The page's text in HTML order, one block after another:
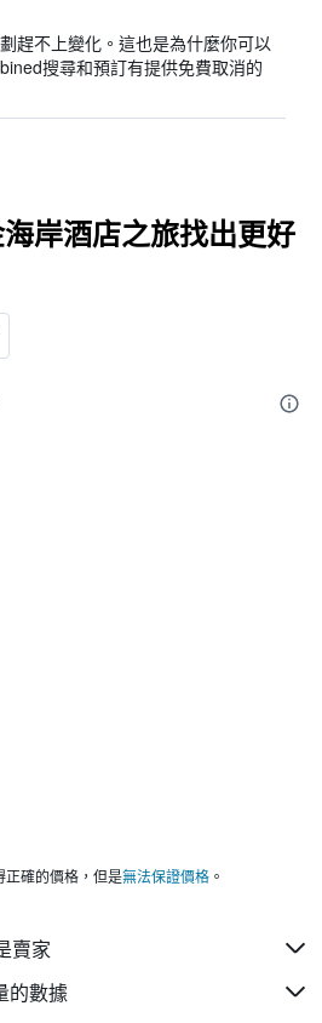
趕不上變化。這也是為什麼你可以
搜尋和預訂有提供免費取消的
岸酒店之旅找出更好
正確的價格，但是無法保證價格 。
賣家
的數據